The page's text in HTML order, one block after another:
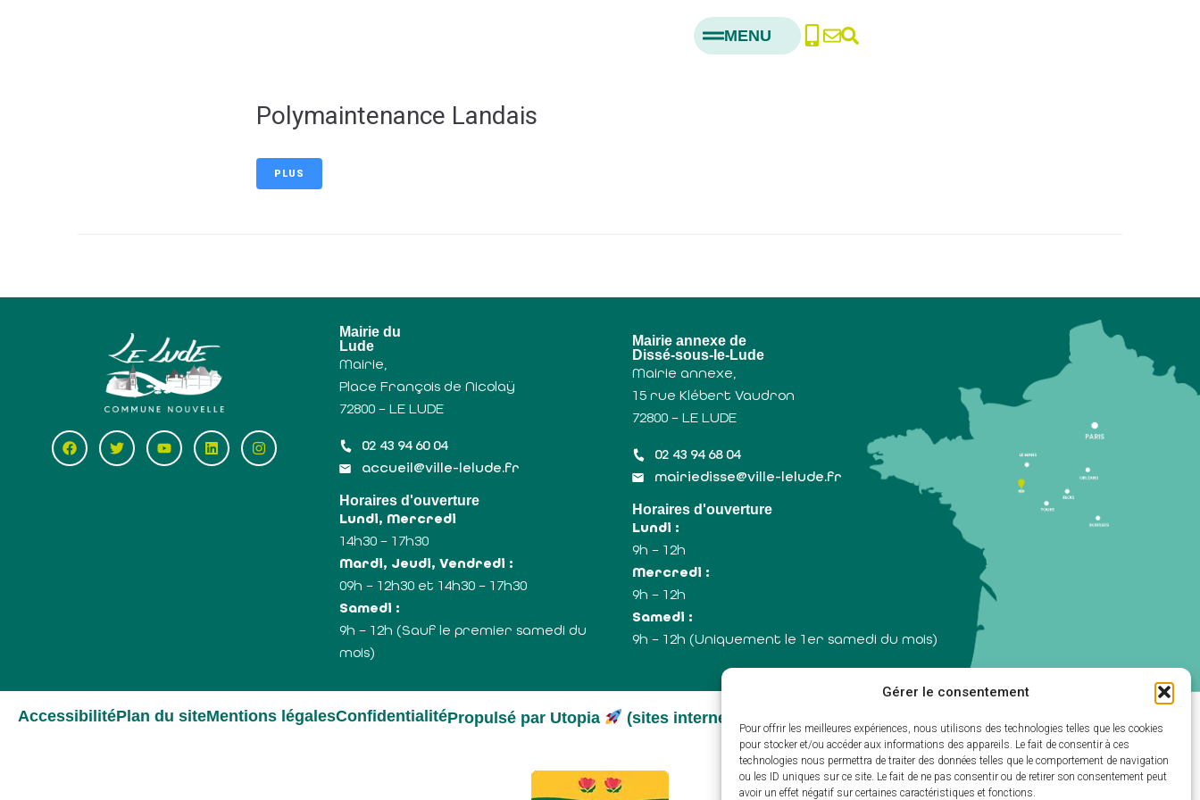
Gérer le consentement
Pour offrir les meilleures expériences, nous utilisons des technologies telles que les cookies
pour stocker et/ou accéder aux informations des appareils. Le fait de consentir à ces
technologies nous permettra de traiter des données telles que le comportement de navigation
ou les ID uniques sur ce site. Le fait de ne pas consentir ou de retirer son consentement peut
avoir un effet négatif sur certaines caractéristiques et fonctions.
MENU
Polymaintenance Landais
PLUS
Mairie du
Lude
Mairie,
Place François de Nicolaÿ
72800 – LE LUDE
02 43 94 60 04
accueil@ville-lelude.fr
Horaires d'ouverture
Lundi, Mercredi
14h30 – 17h30
Mardi, Jeudi, Vendredi :
09h – 12h30 et 14h30 – 17h30
Samedi :
9h – 12h (Sauf le premier samedi du
mois)
Mairie annexe de
Dissé-sous-le-Lude
Mairie annexe,
15 rue Klébert Vaudron
72800 – LE LUDE
02 43 94 68 04
mairiedisse@ville-lelude.fr
Horaires d'ouverture
Lundi :
9h – 12h
Mercredi :
9h – 12h
Samedi :
9h – 12h (Uniquement le 1er samedi du mois)
AccessibilitéPlan du siteMentions légalesConfidentialitéPropulsé par Utopia (sites internet de collectivités & GRC/GRU)